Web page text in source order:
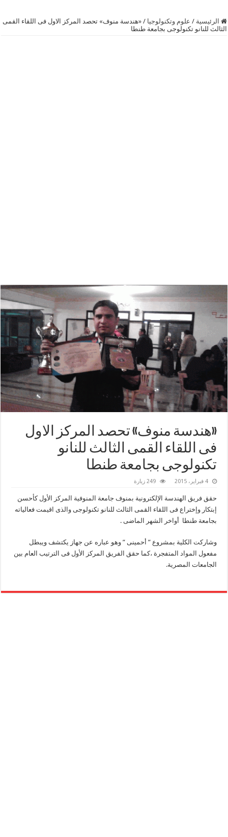
الرئيسية / علوم وتكنولوجيا / «هندسة منوف» تحصد المركز الاول فى اللقاء القمى
الثالث للنانو تكنولوجى بجامعة طنطا
«هندسة منوف» تحصد المركز الاول
فى اللقاء القمى الثالث للنانو
تكنولوجى بجامعة طنطا
4 فبراير، 2015 249 زيارة
حقق فريق الهندسة الإلكترونية بمنوف جامعة المنوفية المركز الأول كأحسن
إبتكار وإختراع فى اللقاء القمى الثالث للنانو تكنولوجى والذى اقيمت فعالياته
بجامعة طنطا أواخر الشهر الماضى .
وشاركت الكلية بمشروع ” أحمينى ” وهو عباره عن جهاز يكتشف ويبطل
مفعول المواد المتفجرة ،كما حقق الفريق المركز الأول فى الترتيب العام بين
الجامعات المصرية.